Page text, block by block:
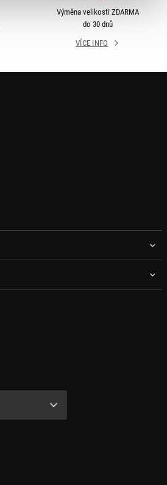
Výměna velikosti ZDARMA
do 30 dnů
VÍCE INFO